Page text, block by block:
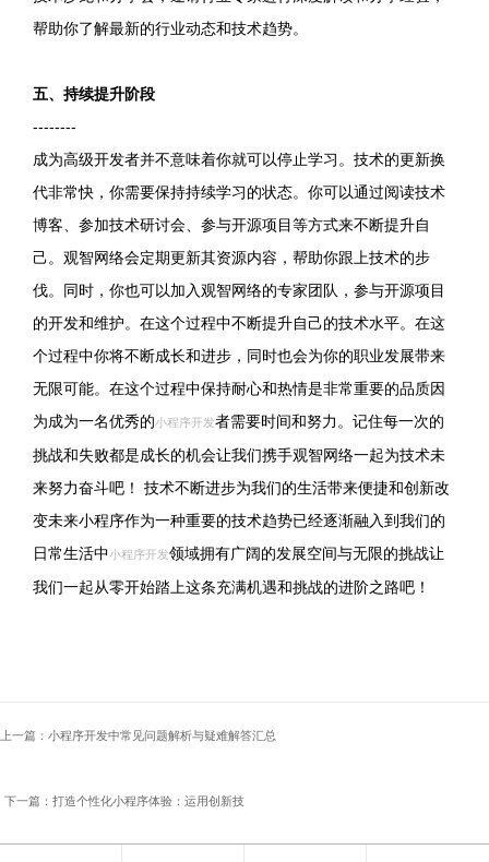
帮助你了解最新的行业动态和技术趋势。
五、持续提升阶段
--------
成为高级开发者并不意味着你就可以停止学习。技术的更新换
代非常快，你需要保持持续学习的状态。你可以通过阅读技术
博客、参加技术研讨会、参与开源项目等方式来不断提升自
己。观智网络会定期更新其资源内容，帮助你跟上技术的步
伐。同时，你也可以加入观智网络的专家团队，参与开源项目
的开发和维护。在这个过程中不断提升自己的技术水平。在这
个过程中你将不断成长和进步，同时也会为你的职业发展带来
无限可能。在这个过程中保持耐心和热情是非常重要的品质因
为成为一名优秀的小程序开发者需要时间和努力。记住每一次的
挑战和失败都是成长的机会让我们携手观智网络一起为技术未
来努力奋斗吧！ 技术不断进步为我们的生活带来便捷和创新改
变未来小程序作为一种重要的技术趋势已经逐渐融入到我们的
日常生活中小程序开发领域拥有广阔的发展空间与无限的挑战让
我们一起从零开始踏上这条充满机遇和挑战的进阶之路吧！
上一篇：小程序开发中常见问题解析与疑难解答汇总
下一篇：打造个性化小程序体验：运用创新技